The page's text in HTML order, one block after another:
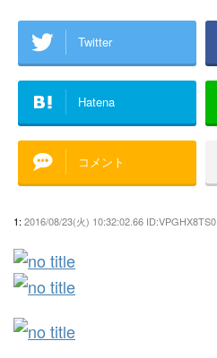
Twitter
Hatena
コメント
1: 2016/08/23(火) 10:32:02.66 ID:VPGHX8TS0